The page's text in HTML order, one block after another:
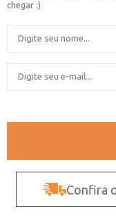
Confira